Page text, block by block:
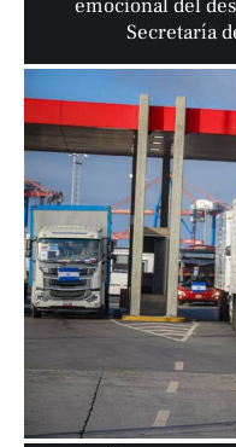
emocional del
Secretaría